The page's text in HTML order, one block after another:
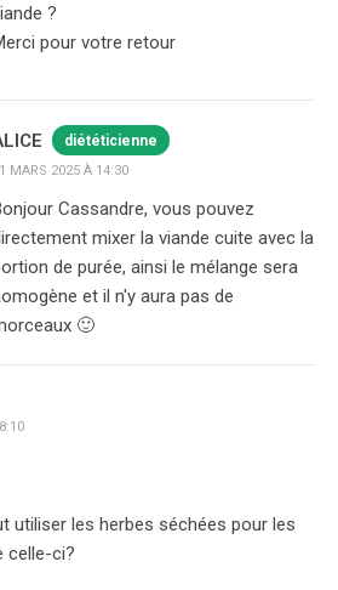
?
pour votre retour
diététicienne
MARS 2025 À 14:30
Cassandre, vous pouvez
mixer la viande cuite avec la
de purée, ainsi le mélange sera
et il n'y aura pas de
🙂
utiliser les herbes séchées pour les
celle-ci?